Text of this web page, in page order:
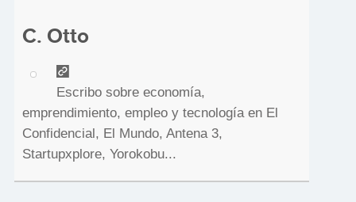
C. Otto
Escribo sobre economía,
emprendimiento, empleo y tecnología en El
Confidencial, El Mundo, Antena 3,
Startupxplore, Yorokobu...